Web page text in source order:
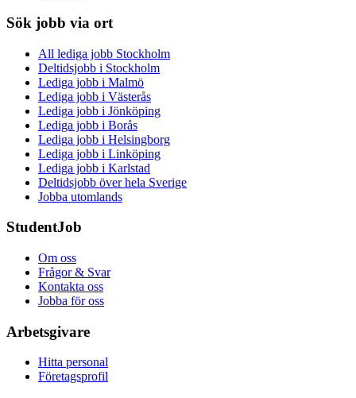
Sök jobb via ort
All lediga jobb Stockholm
Deltidsjobb i Stockholm
Lediga jobb i Malmö
Lediga jobb i Västerås
Lediga jobb i Jönköping
Lediga jobb i Borås
Lediga jobb i Helsingborg
Lediga jobb i Linköping
Lediga jobb i Karlstad
Deltidsjobb över hela Sverige
Jobba utomlands
StudentJob
Om oss
Frågor & Svar
Kontakta oss
Jobba för oss
Arbetsgivare
Hitta personal
Företagsprofil